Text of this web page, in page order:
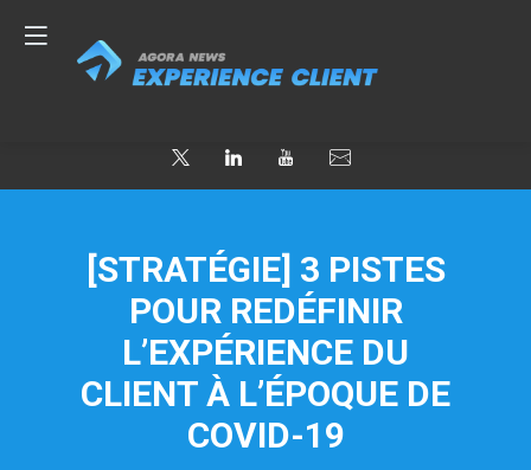
[STRATÉGIE] 3 PISTES
POUR REDÉFINIR
L’EXPÉRIENCE DU
CLIENT À L’ÉPOQUE DE
COVID-19